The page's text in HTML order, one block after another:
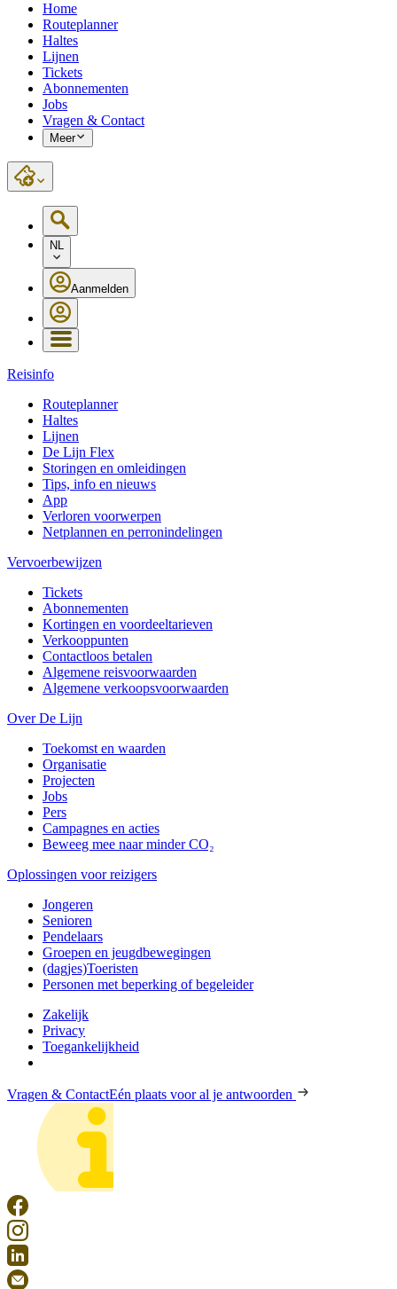
Home
Routeplanner
Haltes
Lijnen
Tickets
Abonnementen
Jobs
Vragen & Contact
Meer
NL
Aanmelden
Reisinfo
Routeplanner
Haltes
Lijnen
De Lijn Flex
Storingen en omleidingen
Tips, info en nieuws
App
Verloren voorwerpen
Netplannen en perronindelingen
Vervoerbewijzen
Tickets
Abonnementen
Kortingen en voordeeltarieven
Verkooppunten
Contactloos betalen
Algemene reisvoorwaarden
Algemene verkoopsvoorwaarden
Over De Lijn
Toekomst en waarden
Organisatie
Projecten
Jobs
Pers
Campagnes en acties
Beweeg mee naar minder CO₂
Oplossingen voor reizigers
Jongeren
Senioren
Pendelaars
Groepen en jeugdbewegingen
(dagjes)Toeristen
Personen met beperking of begeleider
Zakelijk
Privacy
Toegankelijkheid
Vragen & ContactEén plaats voor al je antwoorden